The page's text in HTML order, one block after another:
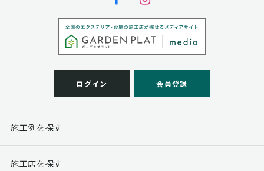
ログイン 会員登録
施工例を探す
施工店を探す